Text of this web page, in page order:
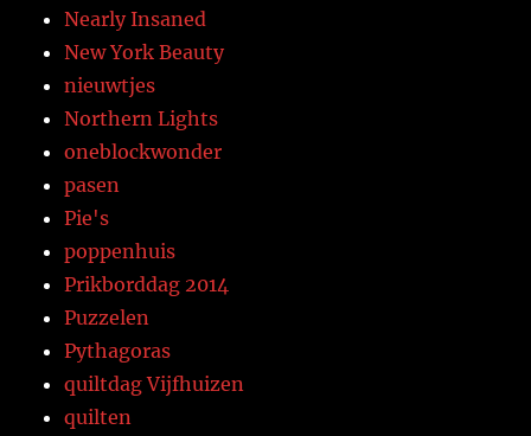
Nearly Insaned
New York Beauty
nieuwtjes
Northern Lights
oneblockwonder
pasen
Pie's
poppenhuis
Prikborddag 2014
Puzzelen
Pythagoras
quiltdag Vijfhuizen
quilten